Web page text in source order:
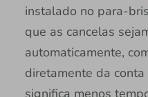
instalado no para-
que as cancelas
automaticamente,
diretamente da